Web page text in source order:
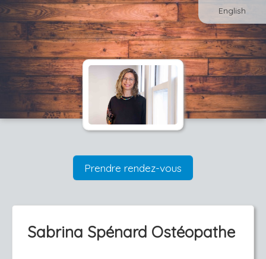
English
Prendre rendez-vous
Sabrina Spénard Ostéopathe